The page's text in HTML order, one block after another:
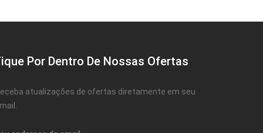
Por Dentro De Nossas Ofertas
atualizações de ofertas diretamente em seu